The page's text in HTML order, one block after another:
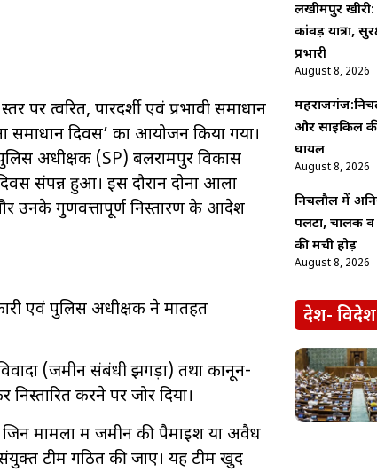
त्वरित, पारदर्शी एवं प्रभावी समाधान
समाधान दिवस’ का आयोजन किया गया।
अधीक्षक (SP) बलरामपुर विकास
संपन्न हुआ। इस दौरान दोनों आला
उनके गुणवत्तापूर्ण निस्तारण के आदेश
एवं पुलिस अधीक्षक ने मातहत
(जमीन संबंधी झगड़ों) तथा कानून-
करने पर जोर दिया।
मामलों में जमीन की पैमाइश या अवैध
टीम गठित की जाए। यह टीम खुद
लखीमपुर
कांवड़ यात्रा,
प्रभारी
August 8, 2026
और साइकिल
घायल
August 8, 2026
निचलौल में
पलटा, चालक
की मची होड़
August 8, 2026
देश- विदेश